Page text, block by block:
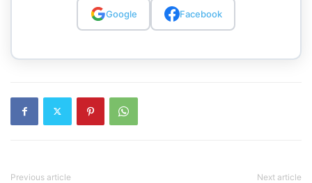
Google Facebook
Previous article Next article